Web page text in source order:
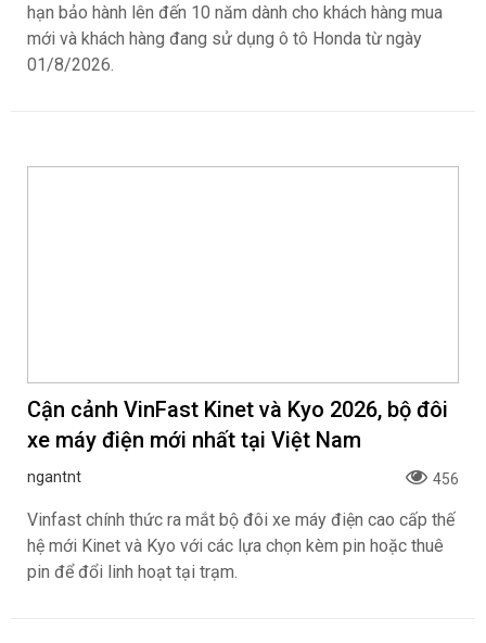
hạn bảo hành lên đến 10 năm dành cho khách hàng mua
mới và khách hàng đang sử dụng ô tô Honda từ ngày
01/8/2026.
Cận cảnh VinFast Kinet và Kyo 2026, bộ đôi
xe máy điện mới nhất tại Việt Nam
ngantnt 456
Vinfast chính thức ra mắt bộ đôi xe máy điện cao cấp thế
hệ mới Kinet và Kyo với các lựa chọn kèm pin hoặc thuê
pin để đổi linh hoạt tại trạm.